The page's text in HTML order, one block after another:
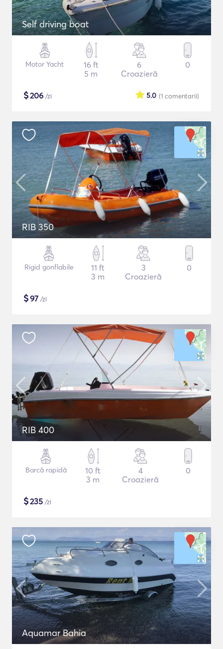
Self driving boat
Motor Yacht
16 ft
5 m
6
Croazieră
0
$206 /zi (1 comentarii)
5.0
RIB 350
Rigid gonflabile
11 ft
3 m
3
Croazieră
0
$97 /zi
RIB 400
Barcă rapidă
10 ft
3 m
4
Croazieră
0
$235 /zi
Aquamar Bahia